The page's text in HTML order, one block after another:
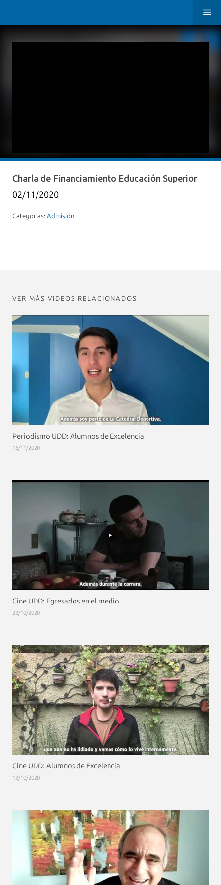
Charla de Financiamiento Educación Superior
02/11/2020
Categorias: Admisión
VER MÁS VIDEOS RELACIONADOS
Periodismo UDD: Alumnos de Excelencia
16/11/2020
Cine UDD: Egresados en el medio
23/10/2020
Cine UDD: Alumnos de Excelencia
13/10/2020